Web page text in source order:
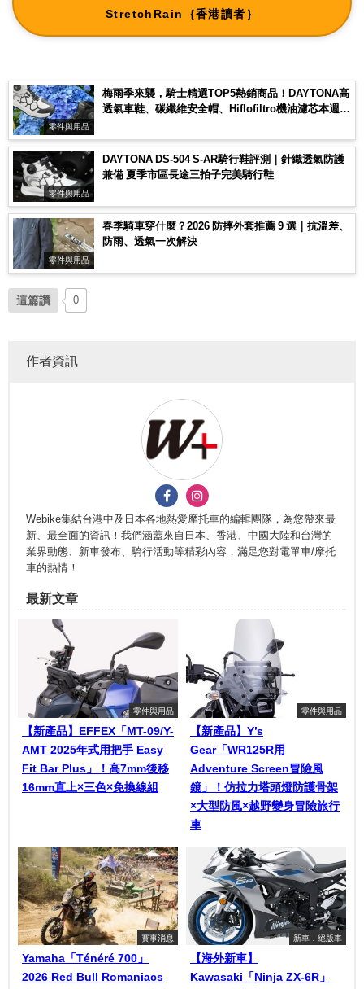
StretchRain｛香港讀者｝
零件與用品
梅雨季來襲，騎士精選TOP5熱銷商品！DAYTONA高
透氣車鞋、碳纖維安全帽、Hiflofiltro機油濾芯本週最
零件與用品
DAYTONA DS-504 S-AR騎行鞋評測｜針織透氣防護
兼備 夏季市區長途三拍子完美騎行鞋
零件與用品
春季騎車穿什麼？2026 防摔外套推薦 9 選｜抗溫差、
防雨、透氣一次解決
這篇讚 0
作者資訊
Webike集結台港中及日本各地熱愛摩托車的編輯團隊，為您帶來最
新、最全面的資訊！我們涵蓋來自日本、香港、中國大陸和台灣的
業界動態、新車發布、騎行活動等精彩內容，滿足您對電單車/摩托
車的熱情！
最新文章
零件與用品
【新產品】EFFEX「MT-09/Y-
AMT 2025年式用把手 Easy
Fit Bar Plus」！高7mm後移
16mm直上×三色×免換線組
零件與用品
【新產品】Y’s
Gear「WR125R用
Adventure Screen冒險風
鏡」！仿拉力塔頭燈防護骨架
×大型防風×越野變身冒險旅行
車
賽事消息
Yamaha「Ténéré 700」
2026 Red Bull Romaniacs
新車．絕版車
【海外新車】
Kawasaki「Ninja ZX-6R」